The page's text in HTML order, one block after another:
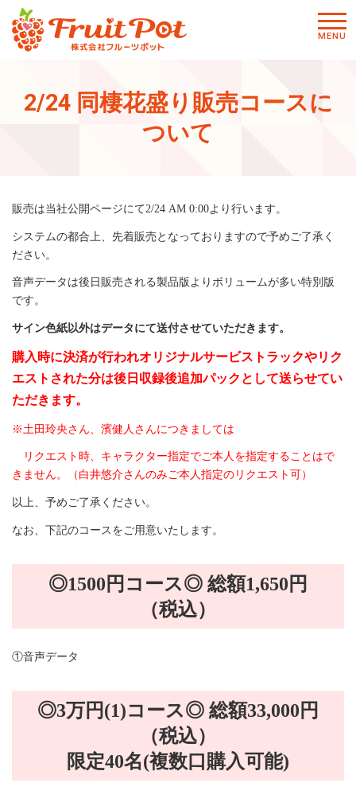
2/24 同棲花盛り販売コースに
ついて
販売は当社公開ページにて2/24 AM 0:00より行います。
システムの都合上、先着販売となっておりますので予めご了承く
ださい。
音声データは後日販売される製品版よりボリュームが多い特別版
です。
サイン色紙以外はデータにて送付させていただきます。
購入時に決済が行われオリジナルサービストラックやリク
エストされた分は後日収録後追加パックとして送らせてい
ただきます。
※土田玲央さん、濱健人さんにつきましては
リクエスト時、キャラクター指定でご本人を指定することはで
きません。（白井悠介さんのみご本人指定のリクエスト可）
以上、予めご了承ください。
なお、下記のコースをご用意いたします。
◎1500円コース◎ 総額1,650円
（税込）
①音声データ
◎3万円(1)コース◎ 総額33,000円
（税込）
限定40名(複数口購入可能)
メニ
MENU